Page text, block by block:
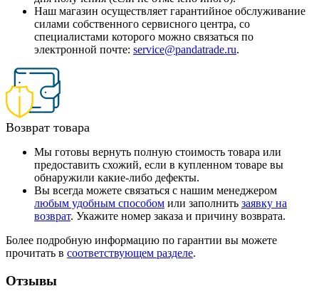
Наш магазин осуществляет гарантийное обслуживание
силами собственного сервисного центра, со
специалистами которого можно связаться по
электронной почте: service@pandatrade.ru.
Возврат товара
Мы готовы вернуть полную стоимость товара или
предоставить схожий, если в купленном товаре вы
обнаружили какие-либо дефекты.
Вы всегда можете связаться с нашим менеджером
любым удобным способом или заполнить заявку на
возврат. Укажите номер заказа и причину возврата.
Более подробную информацию по гарантии вы можете
прочитать в соответствующем разделе.
Отзывы